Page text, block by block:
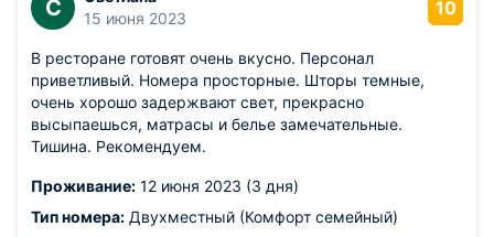
С
15 июня 2023
10
В ресторане готовят очень вкусно. Персонал
приветливый. Номера просторные. Шторы темные,
очень хорошо задержвают свет, прекрасно
высыпаешься, матрасы и белье замечательные.
Тишина. Рекомендуем.
Проживание: 12 июня 2023 (3 дня)
Тип номера: Двухместный (Комфорт семейный)